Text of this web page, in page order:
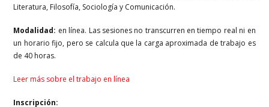
Literatura, Filosofía, Sociología y Comunicación.
Modalidad: en línea. Las sesiones no transcurren en tiempo real ni en
un horario fijo, pero se calcula que la carga aproximada de trabajo es
de 40 horas.
Leer más sobre el trabajo en línea
Inscripción: